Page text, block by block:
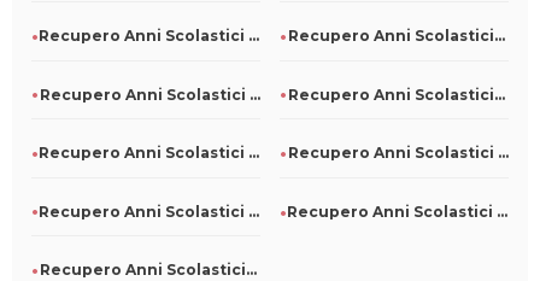
Recupero Anni Scolastici Persi A Campodipietra Recupero Anni Scolastici Persi A Argenta
Recupero Anni Scolastici Persi A Albosaggia Recupero Anni Scolastici Persi A San Luca
Recupero Anni Scolastici Persi A San Colombano Certenoli Recupero Anni Scolastici Persi A Pieve D'Olmi
Recupero Anni Scolastici Persi A Pino Torinese Recupero Anni Scolastici Persi A Piano Di Sorrento
Recupero Anni Scolastici Persi A Corinaldo